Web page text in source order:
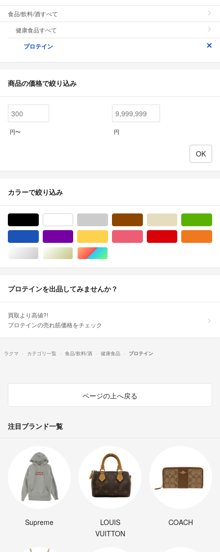
食品/飲料/酒すべて
健康食品すべて
プロテイン
商品の価格で絞り込み
円〜 円
カラーで絞り込み
シルバー/銀色系ゴールド/金色系マルチカラー
プロテインを出品してみませんか？
買取より高値?!
プロテインの売れ筋価格をチェック
ラクマ カテゴリ一覧 食品/飲料/酒 健康食品 プロテイン
ページの上へ戻る
注目ブランド一覧
Supreme
LOUIS
VUITTON
COACH